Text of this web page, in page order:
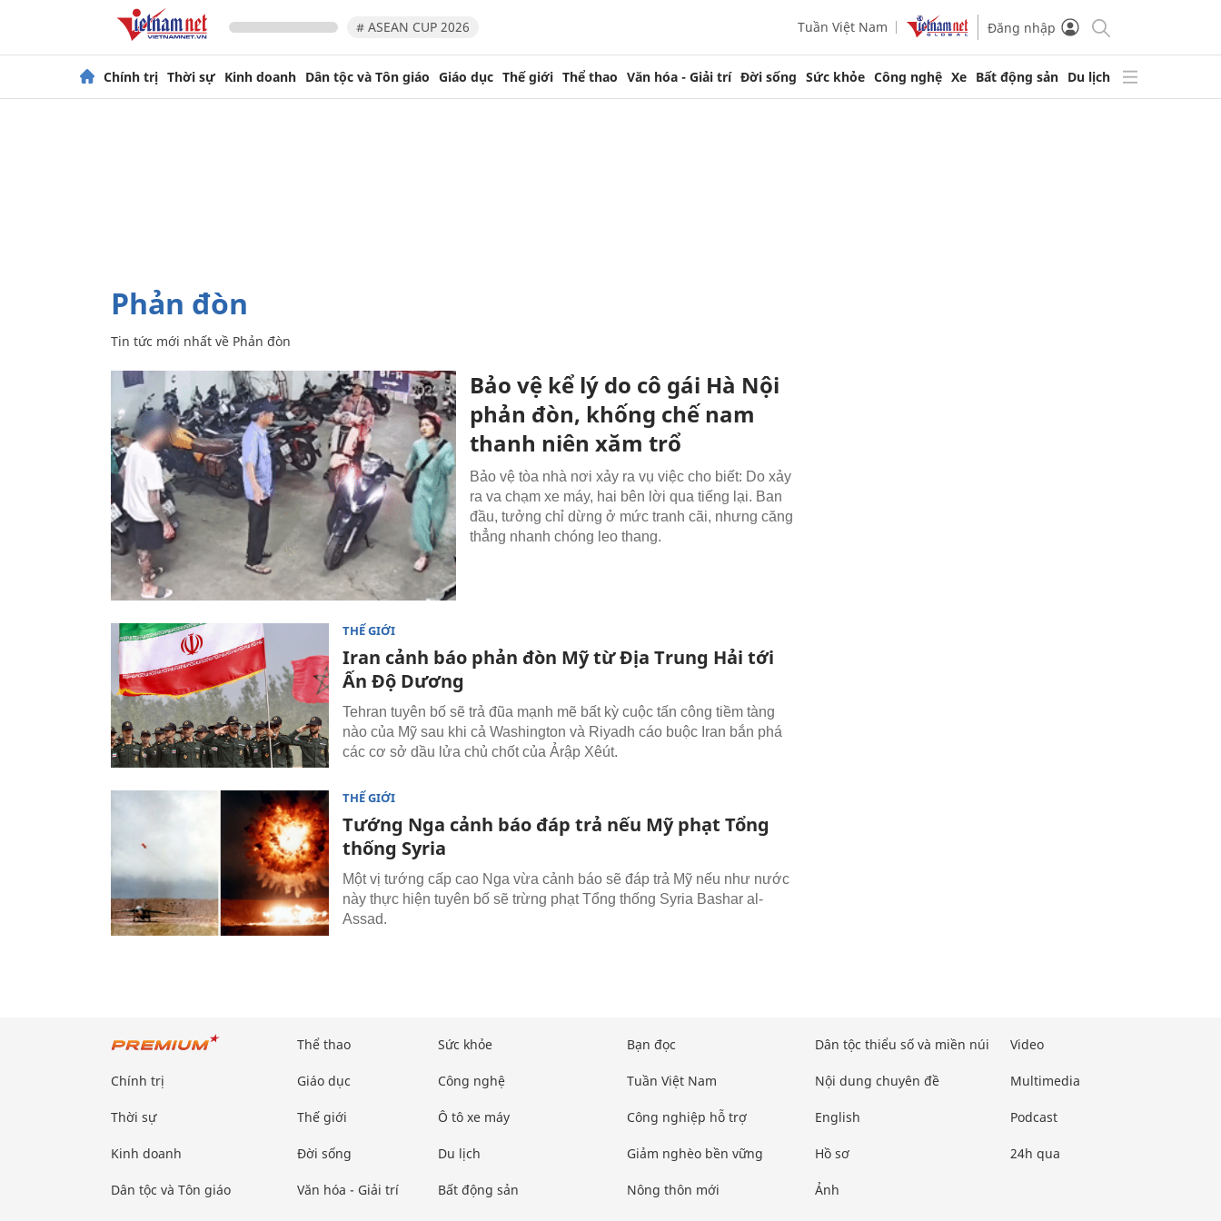
# ASEAN CUP 2026 Tuần Việt Nam Đăng nhập
Chính trị Thời sự Kinh doanh Dân tộc và Tôn giáo Giáo dục Thế giới Thể thao Văn hóa - Giải trí Đời sống Sức khỏe Công nghệ Xe Bất động sản Du lịch
Phản đòn
Tin tức mới nhất về Phản đòn
Bảo vệ kể lý do cô gái Hà Nội
phản đòn, khống chế nam
thanh niên xăm trổ
Bảo vệ tòa nhà nơi xảy ra vụ việc cho biết: Do xảy
ra va chạm xe máy, hai bên lời qua tiếng lại. Ban
đầu, tưởng chỉ dừng ở mức tranh cãi, nhưng căng
thẳng nhanh chóng leo thang.
THẾ GIỚI
Iran cảnh báo phản đòn Mỹ từ Địa Trung Hải tới
Ấn Độ Dương
Tehran tuyên bố sẽ trả đũa mạnh mẽ bất kỳ cuộc tấn công tiềm tàng
nào của Mỹ sau khi cả Washington và Riyadh cáo buộc Iran bắn phá
các cơ sở dầu lửa chủ chốt của Ảrập Xêút.
THẾ GIỚI
Tướng Nga cảnh báo đáp trả nếu Mỹ phạt Tổng
thống Syria
Một vị tướng cấp cao Nga vừa cảnh báo sẽ đáp trả Mỹ nếu như nước
này thực hiện tuyên bố sẽ trừng phạt Tổng thống Syria Bashar al-
Assad.
Chính trị
Thời sự
Kinh doanh
Dân tộc và Tôn giáo
Thể thao
Giáo dục
Thế giới
Đời sống
Văn hóa - Giải trí
Sức khỏe
Công nghệ
Ô tô xe máy
Du lịch
Bất động sản
Bạn đọc
Tuần Việt Nam
Công nghiệp hỗ trợ
Giảm nghèo bền vững
Nông thôn mới
Dân tộc thiểu số và miền núi
Nội dung chuyên đề
English
Hồ sơ
Ảnh
Video
Multimedia
Podcast
24h qua